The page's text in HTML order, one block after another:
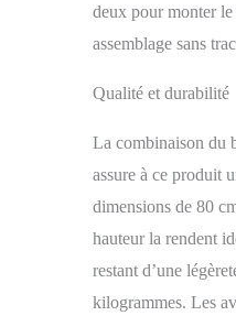
deux pour monter le
assemblage sans
Qualité et durabilité
La combinaison du
assure à ce produit
dimensions de 80
hauteur la rendent
restant d’une
kilogrammes. Les